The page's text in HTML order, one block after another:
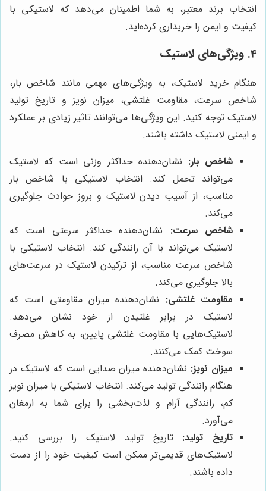
انتخاب برند معتبر، به شما اطمینان می‌دهد که لاستیکی با
کیفیت و ایمن را خریداری کرده‌اید.
4. ویژگی‌های لاستیک
هنگام خرید لاستیک، به ویژگی‌های مهمی مانند شاخص بار،
شاخص سرعت، مقاومت غلتشی، میزان نویز و تاریخ تولید
لاستیک توجه کنید. این ویژگی‌ها می‌توانند تاثیر زیادی بر عملکرد
و ایمنی لاستیک داشته باشند.
شاخص بار: نشان‌دهنده حداکثر وزنی است که لاستیک
می‌تواند تحمل کند. انتخاب لاستیکی با شاخص بار
مناسب، از آسیب دیدن لاستیک و بروز حوادث جلوگیری
می‌کند.
شاخص سرعت: نشان‌دهنده حداکثر سرعتی است که
لاستیک می‌تواند با آن رانندگی کند. انتخاب لاستیکی با
شاخص سرعت مناسب، از ترکیدن لاستیک در سرعت‌های
بالا جلوگیری می‌کند.
مقاومت غلتشی: نشان‌دهنده میزان مقاومتی است که
لاستیک در برابر غلتیدن از خود نشان می‌دهد.
لاستیک‌هایی با مقاومت غلتشی پایین، به کاهش مصرف
سوخت کمک می‌کنند.
میزان نویز: نشان‌دهنده میزان صدایی است که لاستیک در
هنگام رانندگی تولید می‌کند. انتخاب لاستیکی با میزان نویز
کم، رانندگی آرام و لذت‌بخشی را برای شما به ارمغان
می‌آورد.
تاریخ تولید: تاریخ تولید لاستیک را بررسی کنید.
لاستیک‌های قدیمی‌تر ممکن است کیفیت خود را از دست
داده باشند.